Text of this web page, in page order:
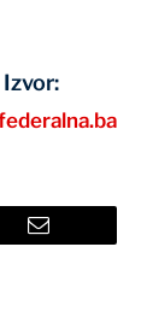
Izvor:
Email